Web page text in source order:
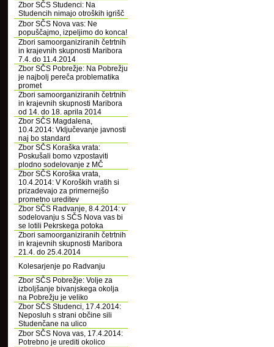
Zbor SČS Studenci: Na
Studencih nimajo otroških igrišč
Zbor SČS Nova vas: Ne
popuščajmo, izpeljimo do konca!
Zbori samoorganiziranih četrtnih
in krajevnih skupnosti Maribora
7.4. do 11.4.2014
Zbor SČS Pobrežje: Na Pobrežju
je najbolj pereča problematika
promet
Zbori samoorganiziranih četrtnih
in krajevnih skupnosti Maribora
od 14. do 18. aprila 2014
Zbor SČS Magdalena,
10.4.2014: Vključevanje javnosti
naj bo standard
Zbor SČS Koraška vrata:
Poskušali bomo vzpostaviti
plodno sodelovanje z MČ
Zbor SČS Koroška vrata,
10.4.2014: V Koroških vratih si
prizadevajo za primernejšo
prometno ureditev
Zbor SČS Radvanje, 8.4.2014: v
sodelovanju s SČS Nova vas bi
se lotili Pekrskega potoka
Zbori samoorganiziranih četrtnih
in krajevnih skupnosti Maribora
21.4. do 25.4.2014
Kolesarjenje po Radvanju
Zbor SČS Pobrežje: Volje za
izboljšanje bivanjskega okolja
na Pobrežju je veliko
Zbor SČS Studenci, 17.4.2014:
Neposluh s strani občine sili
Studenčane na ulico
Zbor SČS Nova vas, 17.4.2014:
Potrebno je urediti okolico